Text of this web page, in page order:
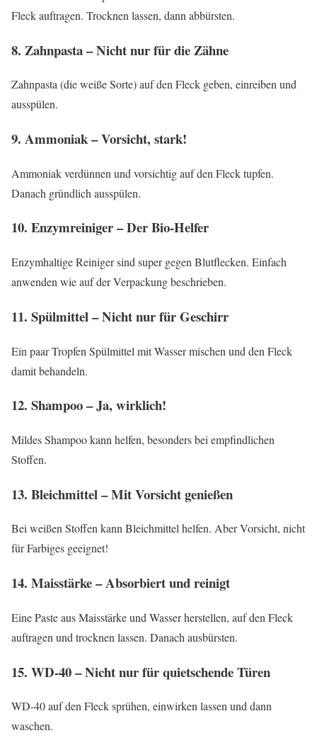
Fleck auftragen. Trocknen lassen, dann abbürsten.
8. Zahnpasta – Nicht nur für die Zähne
Zahnpasta (die weiße Sorte) auf den Fleck geben, einreiben und
ausspülen.
9. Ammoniak – Vorsicht, stark!
Ammoniak verdünnen und vorsichtig auf den Fleck tupfen.
Danach gründlich ausspülen.
10. Enzymreiniger – Der Bio-Helfer
Enzymhaltige Reiniger sind super gegen Blutflecken. Einfach
anwenden wie auf der Verpackung beschrieben.
11. Spülmittel – Nicht nur für Geschirr
Ein paar Tropfen Spülmittel mit Wasser mischen und den Fleck
damit behandeln.
12. Shampoo – Ja, wirklich!
Mildes Shampoo kann helfen, besonders bei empfindlichen
Stoffen.
13. Bleichmittel – Mit Vorsicht genießen
Bei weißen Stoffen kann Bleichmittel helfen. Aber Vorsicht, nicht
für Farbiges geeignet!
14. Maisstärke – Absorbiert und reinigt
Eine Paste aus Maisstärke und Wasser herstellen, auf den Fleck
auftragen und trocknen lassen. Danach ausbürsten.
15. WD-40 – Nicht nur für quietschende Türen
WD-40 auf den Fleck sprühen, einwirken lassen und dann
waschen.